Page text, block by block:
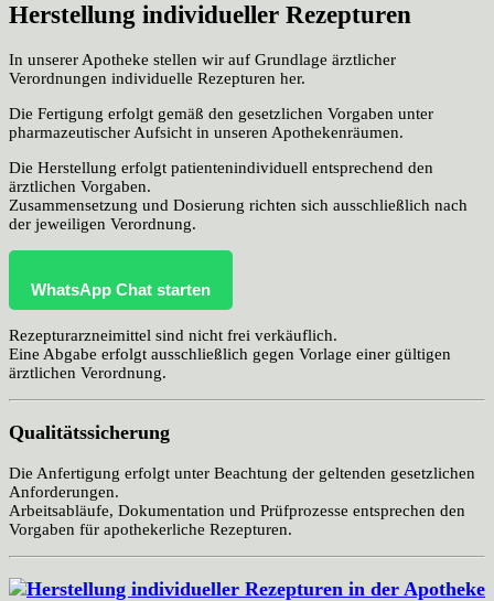
Herstellung individueller Rezepturen
In unserer Apotheke stellen wir auf Grundlage ärztlicher
Verordnungen individuelle Rezepturen her.
Die Fertigung erfolgt gemäß den gesetzlichen Vorgaben unter
pharmazeutischer Aufsicht in unseren Apothekenräumen.
Die Herstellung erfolgt patientenindividuell entsprechend den
ärztlichen Vorgaben.
Zusammensetzung und Dosierung richten sich ausschließlich nach
der jeweiligen Verordnung.
WhatsApp Chat starten
Rezepturarzneimittel sind nicht frei verkäuflich.
Eine Abgabe erfolgt ausschließlich gegen Vorlage einer gültigen
ärztlichen Verordnung.
Qualitätssicherung
Die Anfertigung erfolgt unter Beachtung der geltenden gesetzlichen
Anforderungen.
Arbeitsabläufe, Dokumentation und Prüfprozesse entsprechen den
Vorgaben für apothekerliche Rezepturen.